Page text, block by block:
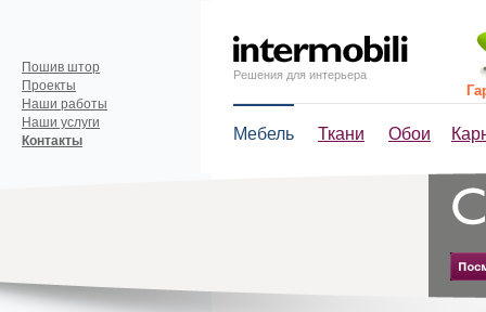
Решения для интерьера
Мебель Ткани Обои
Пошив штор
Проекты
Наши работы
Наши услуги
Контакты